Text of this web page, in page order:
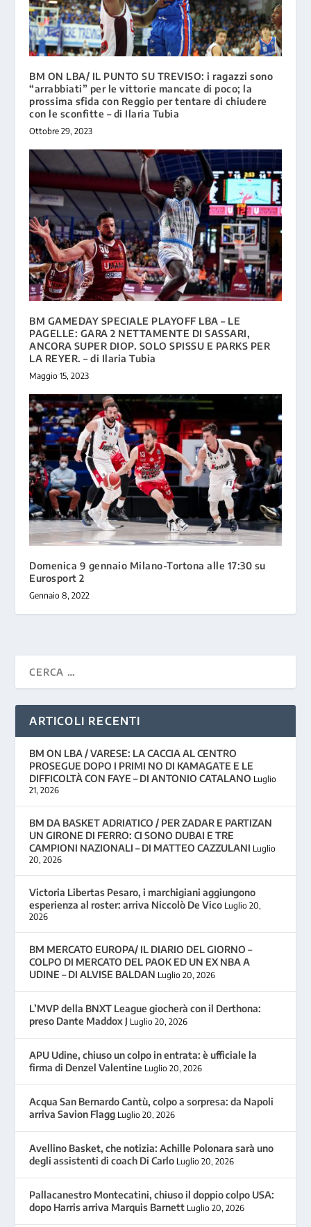
BM ON LBA/ IL PUNTO SU TREVISO: i ragazzi sono
“arrabbiati” per le vittorie mancate di poco; la
prossima sfida con Reggio per tentare di chiudere
con le sconfitte – di Ilaria Tubia
Ottobre 29, 2023
BM GAMEDAY SPECIALE PLAYOFF LBA – LE
PAGELLE: GARA 2 NETTAMENTE DI SASSARI,
ANCORA SUPER DIOP. SOLO SPISSU E PARKS PER
LA REYER. – di Ilaria Tubia
Maggio 15, 2023
Domenica 9 gennaio Milano-Tortona alle 17:30 su
Eurosport 2
Gennaio 8, 2022
ARTICOLI RECENTI
BM ON LBA / VARESE: LA CACCIA AL CENTRO
PROSEGUE DOPO I PRIMI NO DI KAMAGATE E LE
DIFFICOLTÀ CON FAYE – DI ANTONIO CATALANO Luglio
21, 2026
BM DA BASKET ADRIATICO / PER ZADAR E PARTIZAN
UN GIRONE DI FERRO: CI SONO DUBAI E TRE
CAMPIONI NAZIONALI – DI MATTEO CAZZULANI Luglio
20, 2026
Victoria Libertas Pesaro, i marchigiani aggiungono
esperienza al roster: arriva Niccolò De Vico Luglio 20,
2026
BM MERCATO EUROPA/ IL DIARIO DEL GIORNO –
COLPO DI MERCATO DEL PAOK ED UN EX NBA A
UDINE – DI ALVISE BALDAN Luglio 20, 2026
L’MVP della BNXT League giocherà con il Derthona:
preso Dante Maddox J Luglio 20, 2026
APU Udine, chiuso un colpo in entrata: è ufficiale la
firma di Denzel Valentine Luglio 20, 2026
Acqua San Bernardo Cantù, colpo a sorpresa: da Napoli
arriva Savion Flagg Luglio 20, 2026
Avellino Basket, che notizia: Achille Polonara sarà uno
degli assistenti di coach Di Carlo Luglio 20, 2026
Pallacanestro Montecatini, chiuso il doppio colpo USA:
dopo Harris arriva Marquis Barnett Luglio 20, 2026